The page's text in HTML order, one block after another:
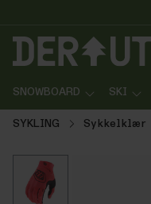
SNOWBOARD SKI
SYKLING Sykkelklær
Hopp over bildegalleri